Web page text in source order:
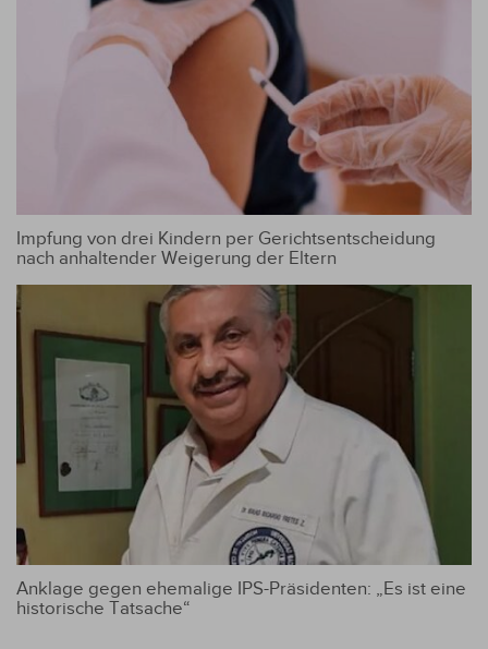
Impfung von drei Kindern per Gerichtsentscheidung
nach anhaltender Weigerung der Eltern
Anklage gegen ehemalige IPS-Präsidenten: „Es ist eine
historische Tatsache“